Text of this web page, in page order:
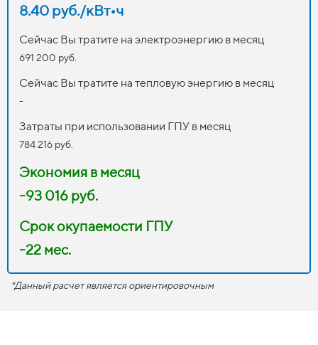
8.40 руб./кВт•ч
Сейчас Вы тратите на электроэнергию в месяц
691 200 руб.
Сейчас Вы тратите на тепловую энергию в месяц
-
Затраты при использовании ГПУ в месяц
784 216 руб.
Экономия в месяц
-93 016 руб.
Срок окупаемости ГПУ
-22 мес.
*Данный расчет является ориентировочным